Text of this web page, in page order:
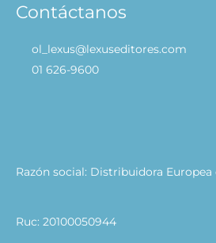
Contáctanos
ol_lexus@lexuseditores.com
01 626-9600
Razón social: Distribuidora Europea
Ruc: 20100050944